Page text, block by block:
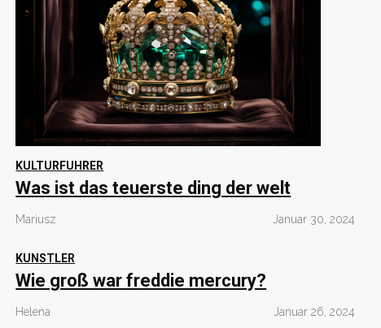
KULTURFUHRER
Was ist das teuerste ding der welt
Mariusz Januar 30, 2024
KUNSTLER
Wie groß war freddie mercury?
Helena Januar 26, 2024